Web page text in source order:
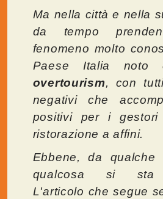
Ma nella città e nella
da tempo
fenomeno molto
Paese Italia noto
overtourism, con
negativi che
positivi per i
ristorazione a affini.
Ebbene, da qualche
qualcosa si sta
L'articolo che segue